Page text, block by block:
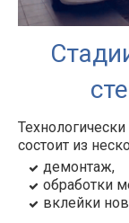
состоит из
демонтаж,
обработки
вклейки